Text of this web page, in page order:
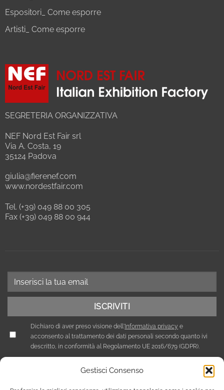
Gestisci Consenso
Espositori_ Come esporre
Artisti_ Come esporre
SEGRETERIA ORGANIZZATIVA
NEF Nord Est Fair srl
Via A. Costa, 19
35124 Padova
giulia@fierenef.com
www.nordestfair.com
Tel. (+39) 049 88 00 305
Fax (+39) 049 88 00 944
Dichiaro di aver preso visione dell' Informativa privacy e
acconsento al trattamento dei dati personali secondo quanto ivi
descritto, in conformità al Regolamento UE 2016/679 (GDPR).